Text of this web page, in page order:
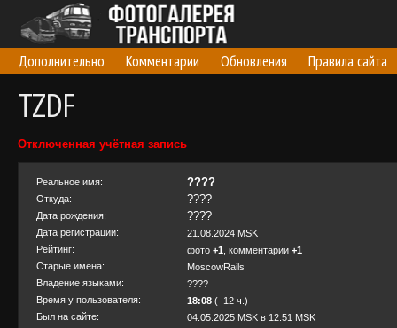
Дополнительно Комментарии Обновления Правила сайта
TZDF
Отключенная учётная запись
Реальное имя: ????
Откуда: ????
Дата рождения: ????
Дата регистрации:
21.08.2024 MSK
Рейтинг:
фото +1 , комментарии +1
Старые имена:
MoscowRails
Владение языками:
????
Время у пользователя:
18:08 (–12 ч.)
Был на сайте:
04.05.2025 MSK в 12:51 MSK